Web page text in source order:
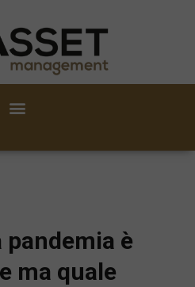
pandemia è
ma quale